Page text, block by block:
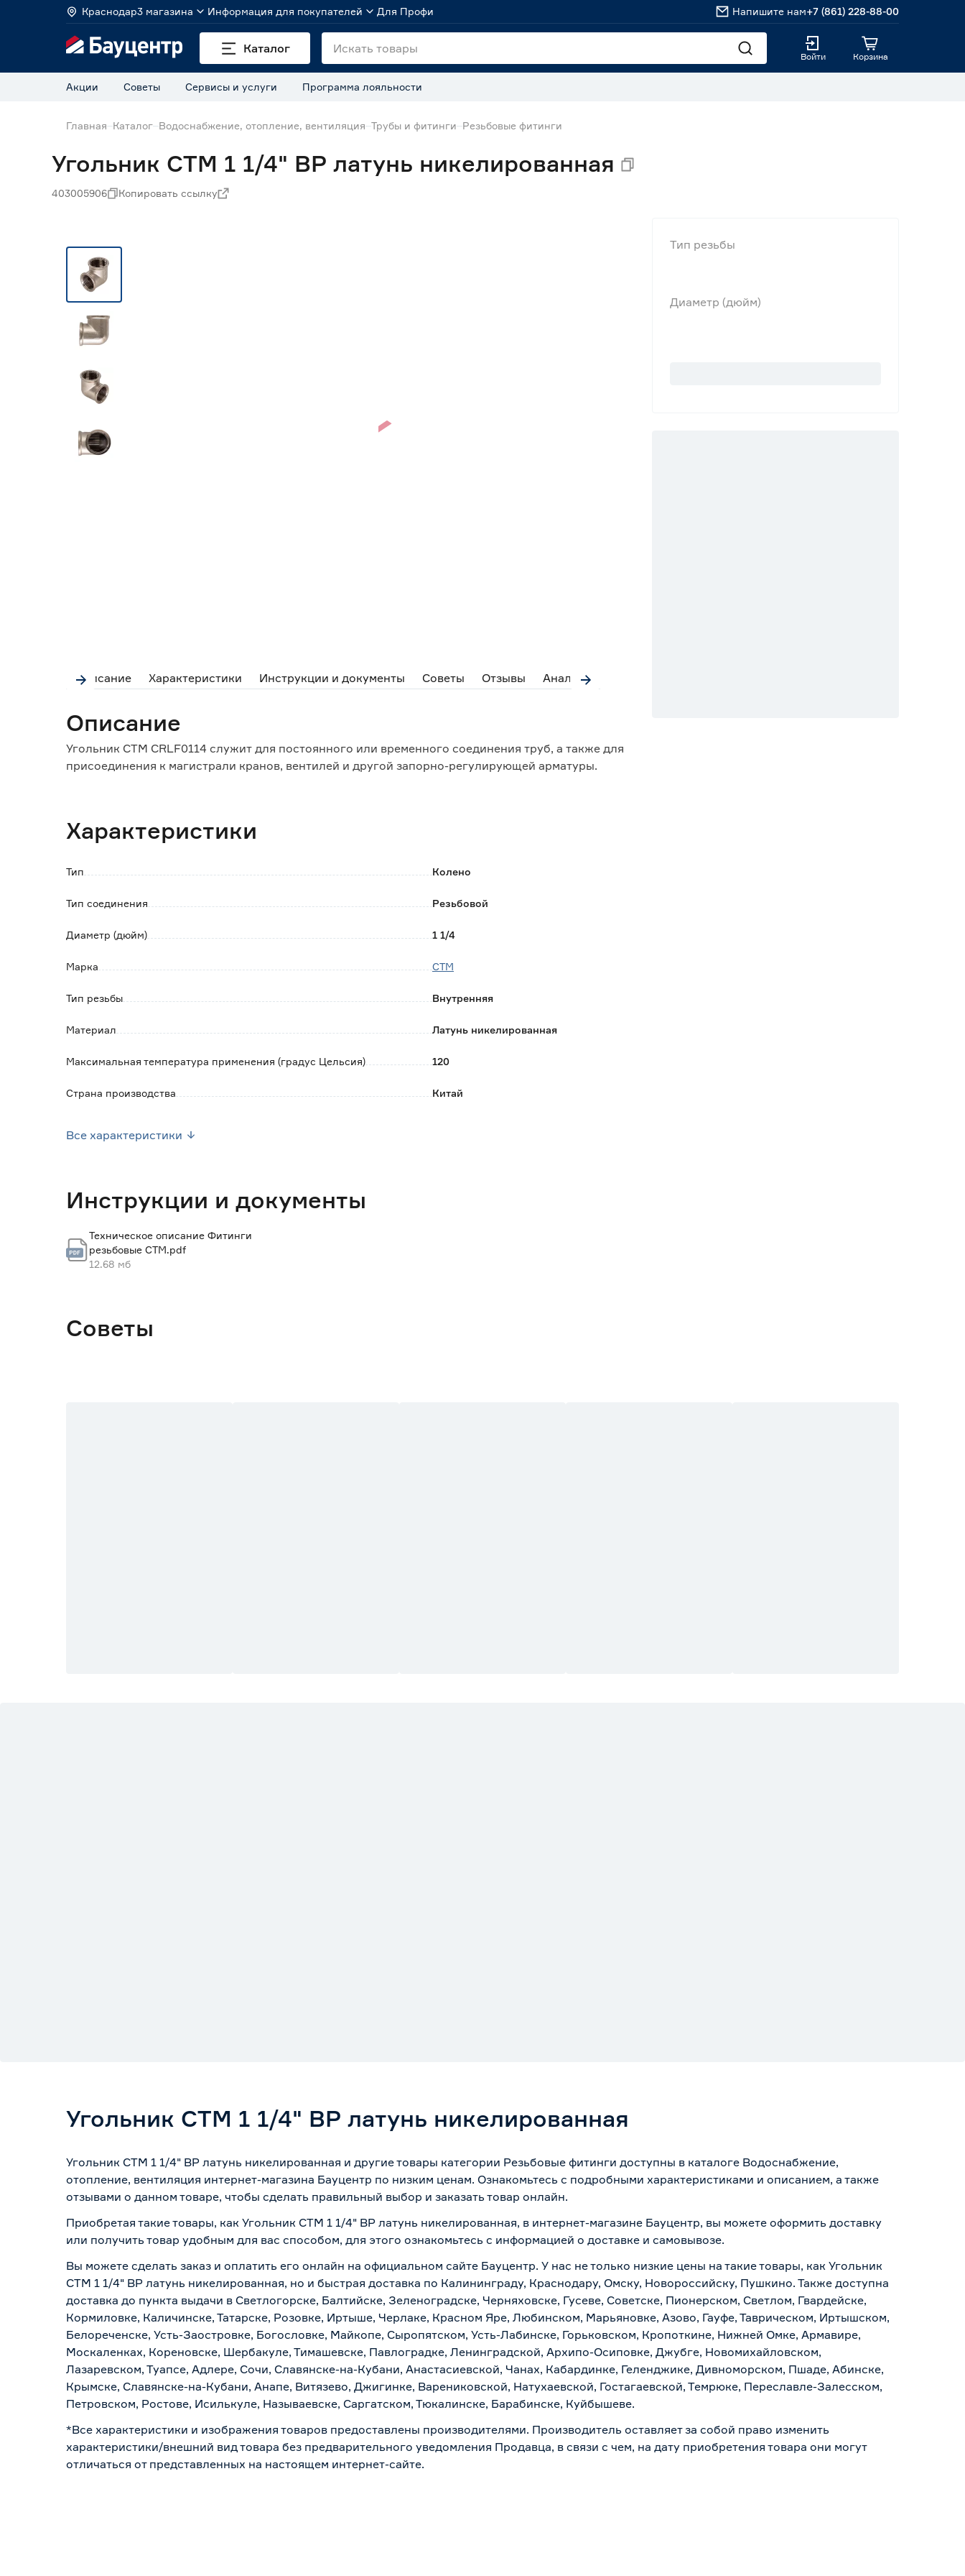
Краснодар3 магазина Информация для покупателей Для Профи Напишите нам+7 (861) 228-88-00
Каталог
Войти Корзина
Акции Советы Сервисы и услуги Программа лояльности
Главная Каталог Водоснабжение, отопление, вентиляция Трубы и фитинги Резьбовые фитинги
Угольник СТМ 1 1/4" ВР латунь никелированная
403005906 Копировать ссылку
Описание Характеристики Инструкции и документы Советы Отзывы Аналоги
Описание
Угольник СТМ CRLF0114 служит для постоянного или временного соединения труб, а также для
присоединения к магистрали кранов, вентилей и другой запорно-регулирующей арматуры.
Характеристики
Тип Колено
Тип соединения Резьбовой
Диаметр (дюйм) 1 1/4
Марка СТМ
Тип резьбы Внутренняя
Материал Латунь никелированная
Максимальная температура применения (градус Цельсия) 120
Страна производства Китай
Все характеристики
Инструкции и документы
Техническое описание Фитинги
резьбовые СТМ.pdf
12.68 мб
Тип резьбы
Диаметр (дюйм)
Советы
Угольник СТМ 1 1/4" ВР латунь никелированная
Угольник СТМ 1 1/4" ВР латунь никелированная и другие товары категории Резьбовые фитинги доступны в каталоге Водоснабжение,
отопление, вентиляция интернет-магазина Бауцентр по низким ценам. Ознакомьтесь с подробными характеристиками и описанием, а также
отзывами о данном товаре, чтобы сделать правильный выбор и заказать товар онлайн.
Приобретая такие товары, как Угольник СТМ 1 1/4" ВР латунь никелированная, в интернет-магазине Бауцентр, вы можете оформить доставку
или получить товар удобным для вас способом, для этого ознакомьтесь с информацией о доставке и самовывозе.
Вы можете сделать заказ и оплатить его онлайн на официальном сайте Бауцентр. У нас не только низкие цены на такие товары, как Угольник
СТМ 1 1/4" ВР латунь никелированная, но и быстрая доставка по Калининграду, Краснодару, Омску, Новороссийску, Пушкино. Также доступна
доставка до пункта выдачи в Светлогорске, Балтийске, Зеленоградске, Черняховске, Гусеве, Советске, Пионерском, Светлом, Гвардейске,
Кормиловке, Каличинске, Татарске, Розовке, Иртыше, Черлаке, Красном Яре, Любинском, Марьяновке, Азово, Гауфе, Таврическом, Иртышском,
Белореченске, Усть-Заостровке, Богословке, Майкопе, Сыропятском, Усть-Лабинске, Горьковском, Кропоткине, Нижней Омке, Армавире,
Москаленках, Кореновске, Шербакуле, Тимашевске, Павлоградке, Ленинградской, Архипо-Осиповке, Джубге, Новомихайловском,
Лазаревском, Туапсе, Адлере, Сочи, Славянске-на-Кубани, Анастасиевской, Чанах, Кабардинке, Геленджике, Дивноморском, Пшаде, Абинске,
Крымске, Славянске-на-Кубани, Анапе, Витязево, Джигинке, Варениковской, Натухаевской, Гостагаевской, Темрюке, Переславле-Залесском,
Петровском, Ростове, Исилькуле, Называевске, Саргатском, Тюкалинске, Барабинске, Куйбышеве.
*Все характеристики и изображения товаров предоставлены производителями. Производитель оставляет за собой право изменить
характеристики/внешний вид товара без предварительного уведомления Продавца, в связи с чем, на дату приобретения товара они могут
отличаться от представленных на настоящем интернет-сайте.